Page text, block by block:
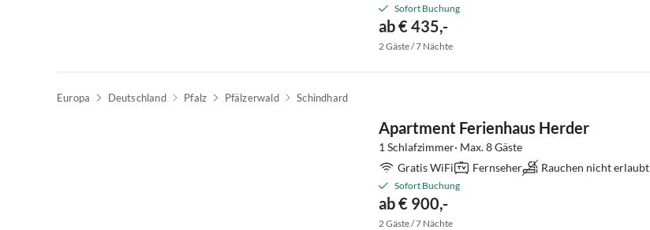
Sofort Buchung
ab € 435,-
2 Gäste / 7 Nächte
Europa Deutschland Pfalz Pfälzerwald Schindhard
Apartment Ferienhaus Herder
1 Schlafzimmer· Max. 8 Gäste
Gratis WiFi
Fernseher Rauchen nicht erlaubt
Sofort Buchung
ab € 900,-
2 Gäste / 7 Nächte